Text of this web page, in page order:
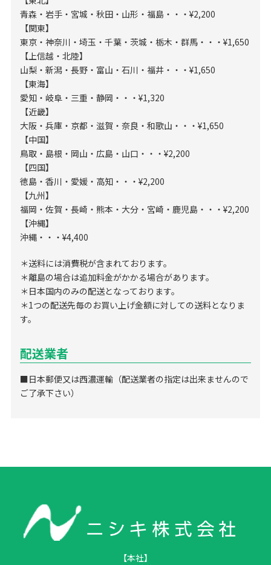
青森・岩手・宮城・秋田・山形・福島・・・¥2,200
【関東】
東京・神奈川・埼玉・千葉・茨城・栃木・群馬・・・¥1,650
【上信越・北陸】
山梨・新潟・長野・富山・石川・福井・・・¥1,650
【東海】
愛知・岐阜・三重・静岡・・・¥1,320
【近畿】
大阪・兵庫・京都・滋賀・奈良・和歌山・・・¥1,650
【中国】
鳥取・島根・岡山・広島・山口・・・¥2,200
【四国】
徳島・香川・愛媛・高知・・・¥2,200
【九州】
福岡・佐賀・長崎・熊本・大分・宮崎・鹿児島・・・¥2,200
【沖縄】
沖縄・・・¥4,400
＊送料には消費税が含まれております。
＊離島の場合は追加料金がかかる場合があります。
＊日本国内のみの配送となっております。
＊1つの配送先毎のお買い上げ金額に対しての送料となりま
す。
配送業者
■日本郵便又は西濃運輸（配送業者の指定は出来ませんので
ご了承下さい）
【本社】